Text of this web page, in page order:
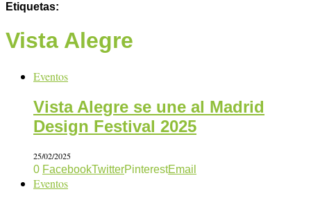
Etiquetas:
Vista Alegre
Eventos
Vista Alegre se une al Madrid
Design Festival 2025
25/02/2025
0 FacebookTwitterPinterestEmail
Eventos